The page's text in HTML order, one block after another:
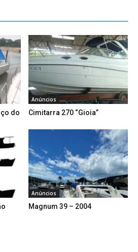
do
Anúncios
Cimitarra 270 “Gioia”
Anúncios
Magnum 39 – 2004